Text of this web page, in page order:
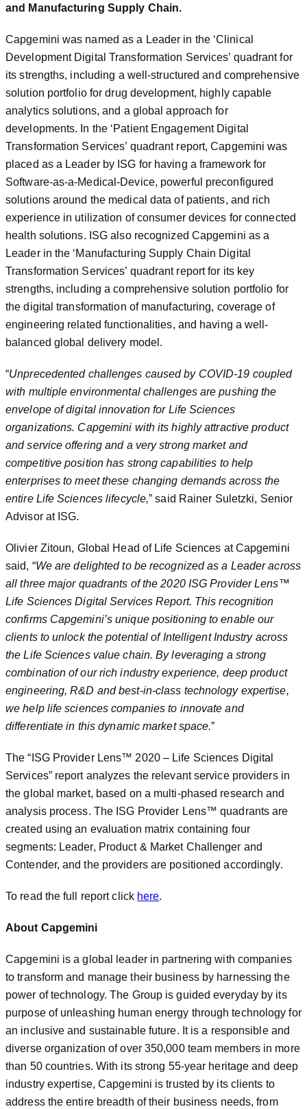
and Manufacturing Supply Chain.
Capgemini was named as a Leader in the ‘Clinical
Development Digital Transformation Services’ quadrant for
its strengths, including a well-structured and comprehensive
solution portfolio for drug development, highly capable
analytics solutions, and a global approach for
developments. In the ‘Patient Engagement Digital
Transformation Services’ quadrant report, Capgemini was
placed as a Leader by ISG for having a framework for
Software-as-a-Medical-Device, powerful preconfigured
solutions around the medical data of patients, and rich
experience in utilization of consumer devices for connected
health solutions. ISG also recognized Capgemini as a
Leader in the ‘Manufacturing Supply Chain Digital
Transformation Services’ quadrant report for its key
strengths, including a comprehensive solution portfolio for
the digital transformation of manufacturing, coverage of
engineering related functionalities, and having a well-
balanced global delivery model.
“Unprecedented challenges caused by COVID-19 coupled
with multiple environmental challenges are pushing the
envelope of digital innovation for Life Sciences
organizations. Capgemini with its highly attractive product
and service offering and a very strong market and
competitive position has strong capabilities to help
enterprises to meet these changing demands across the
entire Life Sciences lifecycle,” said Rainer Suletzki, Senior
Advisor at ISG.
Olivier Zitoun, Global Head of Life Sciences at Capgemini
said, “We are delighted to be recognized as a Leader across
all three major quadrants of the 2020 ISG Provider Lens™
Life Sciences Digital Services Report. This recognition
confirms Capgemini’s unique positioning to enable our
clients to unlock the potential of Intelligent Industry across
the Life Sciences value chain. By leveraging a strong
combination of our rich industry experience, deep product
engineering, R&D and best-in-class technology expertise,
we help life sciences companies to innovate and
differentiate in this dynamic market space.”
The “ISG Provider Lens™ 2020 – Life Sciences Digital
Services” report analyzes the relevant service providers in
the global market, based on a multi-phased research and
analysis process. The ISG Provider Lens™ quadrants are
created using an evaluation matrix containing four
segments: Leader, Product & Market Challenger and
Contender, and the providers are positioned accordingly.
To read the full report click here.
About Capgemini
Capgemini is a global leader in partnering with companies
to transform and manage their business by harnessing the
power of technology. The Group is guided everyday by its
purpose of unleashing human energy through technology for
an inclusive and sustainable future. It is a responsible and
diverse organization of over 350,000 team members in more
than 50 countries. With its strong 55-year heritage and deep
industry expertise, Capgemini is trusted by its clients to
address the entire breadth of their business needs, from